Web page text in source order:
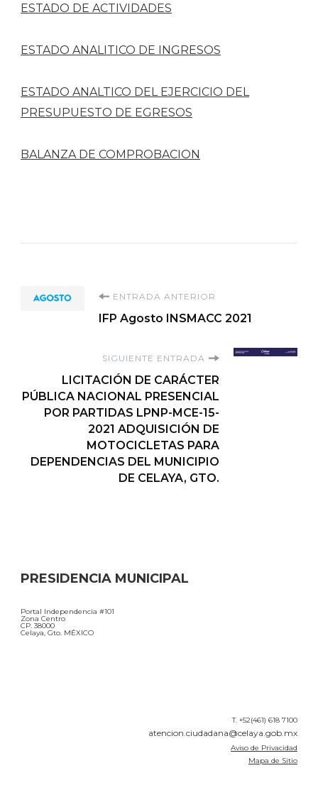
ESTADO DE ACTIVIDADES
ESTADO ANALITICO DE INGRESOS
ESTADO ANALTICO DEL EJERCICIO DEL
PRESUPUESTO DE EGRESOS
BALANZA DE COMPROBACION
Navegación
entradas
ENTRADA ANTERIOR
IFP Agosto INSMACC 2021
SIGUIENTE ENTRADA
LICITACIÓN DE CARÁCTER
PÚBLICA NACIONAL PRESENCIAL
POR PARTIDAS LPNP-MCE-15-
2021 ADQUISICIÓN DE
MOTOCICLETAS PARA
DEPENDENCIAS DEL MUNICIPIO
DE CELAYA, GTO.
PRESIDENCIA MUNICIPAL
Portal Independencia #101
Zona Centro
CP. 38000
Celaya, Gto. MÉXICO
T. +52(461) 618 7100
atencion.ciudadana@celaya.gob.mx
Aviso de Privacidad
Mapa de Sitio